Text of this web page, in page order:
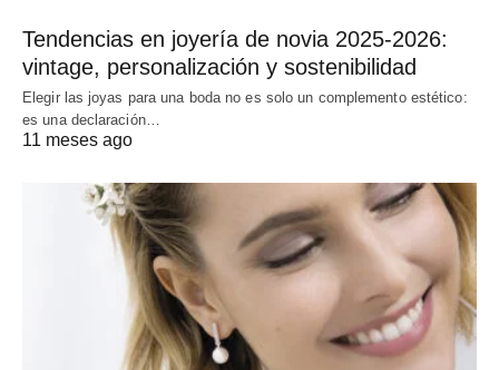
Tendencias en joyería de novia 2025-2026:
vintage, personalización y sostenibilidad
Elegir las joyas para una boda no es solo un complemento estético:
es una declaración…
11 meses ago